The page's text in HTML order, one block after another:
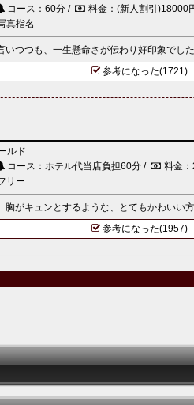
コース：60分 /
料金：(新人割引)18000
真指名
いつつも、一生懸命さが伝わり好印象でし
参考になった(1721)
ルド
コース：ホテル代当店負担60分 /
料金
リー
胸がキュンとするような、とてもかわいい
参考になった(1957)